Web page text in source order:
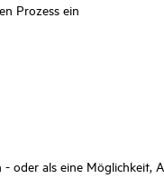
Prozess ein
als eine Möglichkeit,